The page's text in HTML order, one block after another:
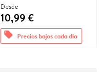
Desde
10,99 €
offers Precios bajos cada día